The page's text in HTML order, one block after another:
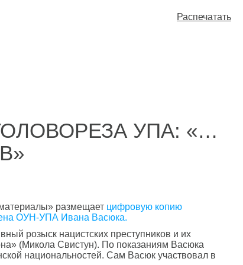
Распечатать
УПА: «…
размещает цифровую копию
ОУН-УПА Ивана Васюка.
розыск нацистских преступников и их
(Микола Свистун). По показаниям Васюка
национальностей. Сам Васюк участвовал в